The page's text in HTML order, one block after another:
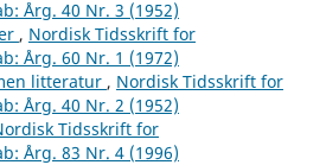
Årg. 40 Nr. 3 (1952)
, Nordisk Tidsskrift for
Årg. 60 Nr. 1 (1972)
litteratur , Nordisk Tidsskrift for
Årg. 40 Nr. 2 (1952)
Tidsskrift for
Årg. 83 Nr. 4 (1996)